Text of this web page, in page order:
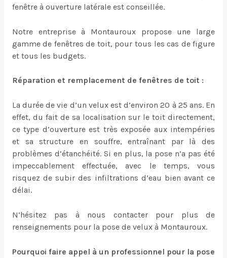
fenêtre à ouverture latérale est conseillée.
Notre entreprise à Montauroux propose une large
gamme de fenêtres de toit, pour tous les cas de figure
et tous les budgets.
Réparation et remplacement de fenêtres de toit :
La durée de vie d’un velux est d’environ 20 à 25 ans. En
effet, du fait de sa localisation sur le toit directement,
ce type d’ouverture est très exposée aux intempéries
et sa structure en souffre, entraînant par là des
problèmes d’étanchéité. Si en plus, la pose n’a pas été
impeccablement effectuée, avec le temps, vous
risquez de subir des infiltrations d’eau bien avant ce
délai.
N’hésitez pas à nous contacter pour plus de
renseignements pour la pose de velux à Montauroux.
Pourquoi faire appel à un professionnel pour la pose